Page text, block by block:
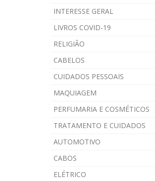
INTERESSE GERAL
LIVROS COVID-19
RELIGIÃO
CABELOS
CUIDADOS PESSOAIS
MAQUIAGEM
PERFUMARIA E COSMÉTICOS
TRATAMENTO E CUIDADOS
AUTOMOTIVO
CABOS
ELÉTRICO